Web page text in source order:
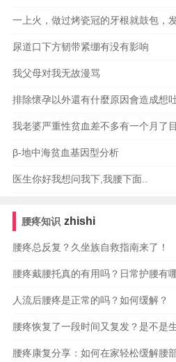
一上火，做过烤瓷冠的牙根就鼓包，
尿道口下方韧带紧绷有没有影响
我父母对我无故漫骂
排除懷孕以外還有什麼原因會造成想吐
我老婆严重性贫血差不多有一个月了
β-地中海贫血基因型分析
医生你好我想问我下,我腰下面..
腰疼知识 zhishi
腰疼总反复？久坐族自救指南来了！
腰疼戴腰托真的有用吗？日常护腰有
人流后腰疼是正常的吗？如何缓解？
腰疼恢复了一段时间又复发？是不是
腰疼康复分享：如何在家轻松缓解腰